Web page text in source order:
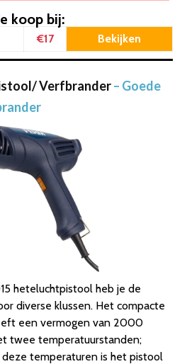
koop bij:
€17 Bekijken
Verfbrander– Goede
heteluchtpistool heb je de
diverse klussen. Het compacte
een vermogen van 2000
twee temperatuurstanden;
temperaturen is het pistool